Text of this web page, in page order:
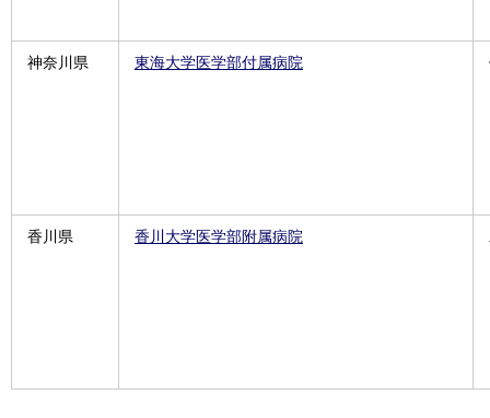
神奈川県 東海大学医学部付属病院
香川県 香川大学医学部附属病院